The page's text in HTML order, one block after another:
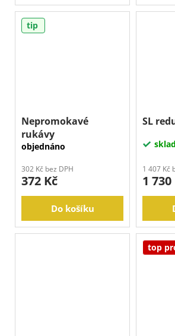
tip
Nepromokavé
rukávy
objednáno
302 Kč bez DPH
372 Kč
Do košíku
SL
1 407 Kč
1 730
top